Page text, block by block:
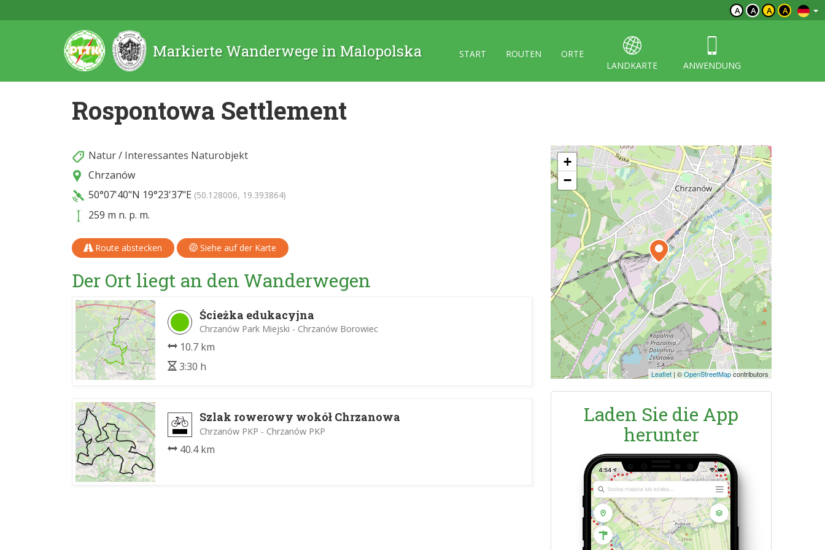
A A A A
Markierte Wanderwege in Malopolska START ROUTEN
ORTE
LANDKARTE
ANWENDUNG
Rospontowa Settlement
Natur/ Interessantes Naturobjekt
Chrzanów
50°07'40"N 19°23'37"E (50.128006, 19.393864)
259 m n. p. m.
Route abstecken Siehe auf der Karte
Der Ort liegt an den Wanderwegen
Ścieżka edukacyjna
Chrzanów Park Miejski - Chrzanów Borowiec
10.7 km
3:30 h
Szlak rowerowy wokół Chrzanowa
Chrzanów PKP - Chrzanów PKP
40.4 km
+
−
Leaflet |©OpenStreetMapcontributors
Laden Sie die App
herunter